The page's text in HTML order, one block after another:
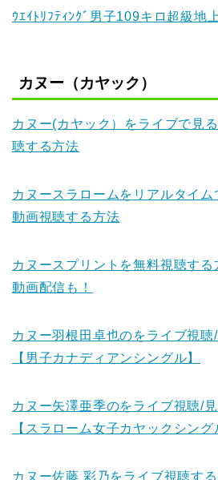
ｳｴｲﾄﾘﾌﾃｨﾝｸﾞ男子109キロ超級地
カヌー（カヤック）
カヌー(カヤック）をライブで見
聴する方法
カヌースラロームをリアルタイム
動画視聴する方法
カヌースプリントを無料視聴する
動画配信も！
カヌー羽根田卓也のをライブ視聴
【男子カナディアンシングル】
カヌー矢澤亜季のをライブ視聴/
【スラローム女子カヤックシング
カヌー佐藤 彩乃をライブ視聴す